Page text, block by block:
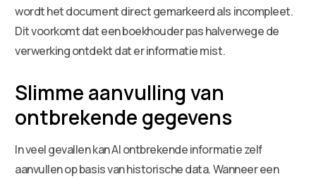
wordt het document direct gemarkeerd als incompleet.
Dit voorkomt dat een boekhouder pas halverwege de
verwerking ontdekt dat er informatie mist.
Slimme aanvulling van
ontbrekende gegevens
In veel gevallen kan AI ontbrekende informatie zelf
aanvullen op basis van historische data. Wanneer een